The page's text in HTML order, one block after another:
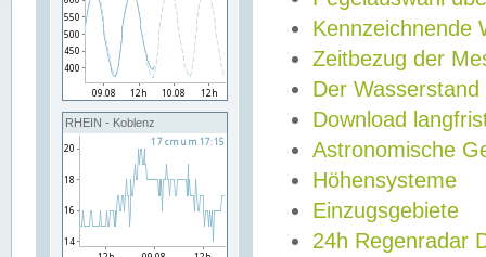
RHEIN - Koblenz
Kennzeichnende
Zeitbezug der
Der Wasserstand
Download
Astronomische
Höhensysteme
Einzugsgebiete
24h Regenradar